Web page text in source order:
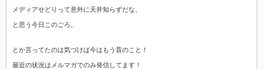
メディアせどりって意外に天井知らずだな、
と思う今日このごろ。
とか言ってたのは気づけば今はもう昔のこと！
最近の状況はメルマガでのみ発信してます！